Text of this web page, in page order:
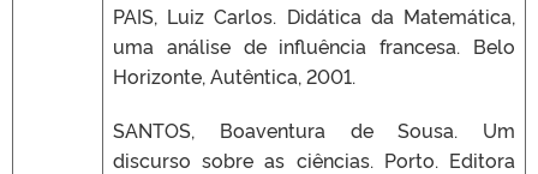
PAIS, Luiz Carlos. Didática da Matemática,
uma análise de influência francesa. Belo
Horizonte, Autêntica, 2001.
SANTOS, Boaventura de Sousa. Um
discurso sobre as ciências. Porto. Editora